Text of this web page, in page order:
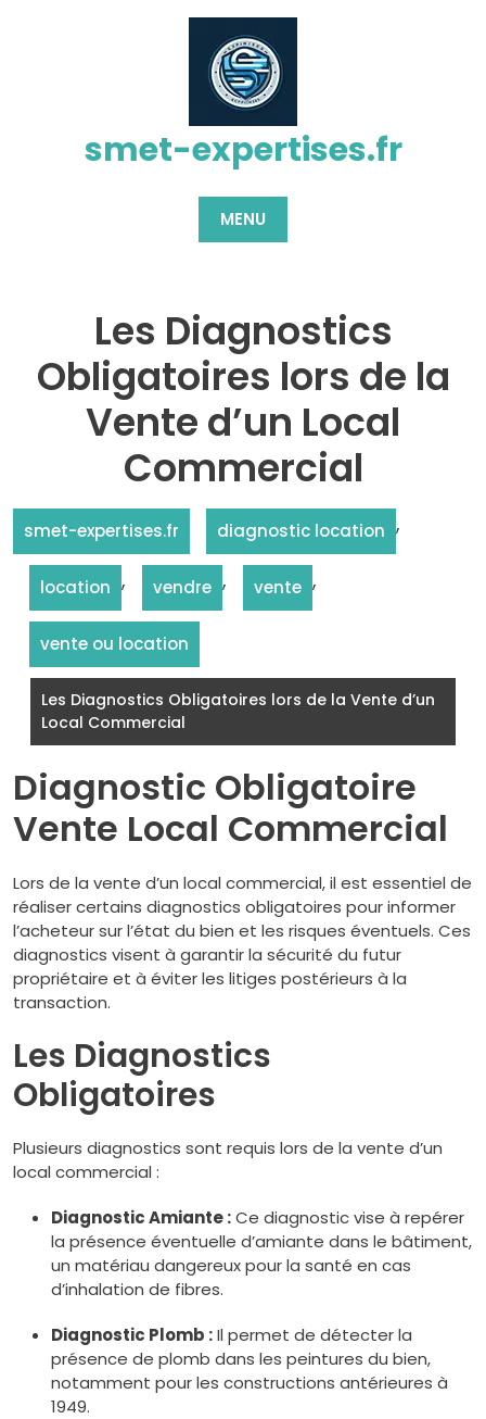
smet-expertises.fr
MENU
Les Diagnostics
Obligatoires lors de la
Vente d’un Local
Commercial
smet-expertises.fr diagnostic location ,
location , vendre , vente ,
vente ou location
Les Diagnostics Obligatoires lors de la Vente d’un
Local Commercial
Diagnostic Obligatoire
Vente Local Commercial
Lors de la vente d’un local commercial, il est essentiel de
réaliser certains diagnostics obligatoires pour informer
l’acheteur sur l’état du bien et les risques éventuels. Ces
diagnostics visent à garantir la sécurité du futur
propriétaire et à éviter les litiges postérieurs à la
transaction.
Les Diagnostics
Obligatoires
Plusieurs diagnostics sont requis lors de la vente d’un
local commercial :
Diagnostic Amiante :Ce diagnostic vise à repérer
la présence éventuelle d’amiante dans le bâtiment,
un matériau dangereux pour la santé en cas
d’inhalation de fibres.
Diagnostic Plomb :Il permet de détecter la
présence de plomb dans les peintures du bien,
notamment pour les constructions antérieures à
1949.